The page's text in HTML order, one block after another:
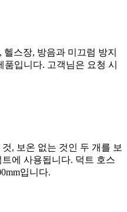
스장, 방음과 미끄럼 방지
입니다. 고객님은 요청 시
, 보온 없는 것인 두 개를 보
에 사용됩니다. 덕트 호스
입니다.